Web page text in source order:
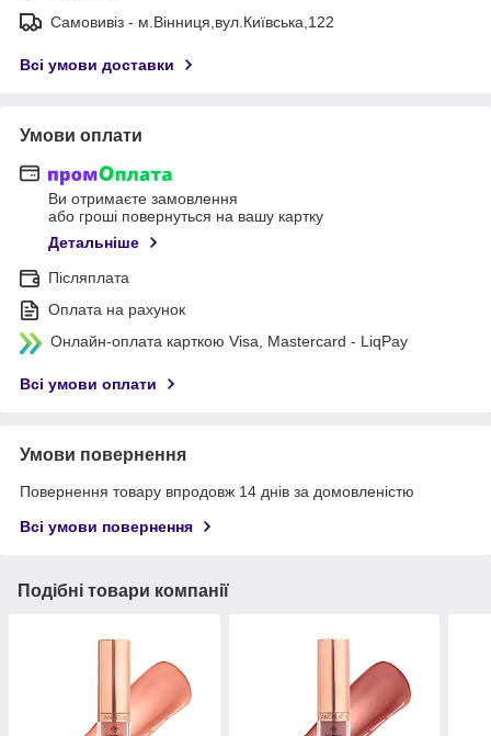
Самовивіз - м.Вінниця,вул.Київська,122
Всі умови доставки
Умови оплати
Ви отримаєте замовлення
або гроші повернуться на вашу картку
Детальніше
Післяплата
Оплата на рахунок
Онлайн-оплата карткою Visa, Mastercard - LiqPay
Всі умови оплати
Умови повернення
Повернення товару впродовж 14 днів за домовленістю
Всі умови повернення
Подібні товари компанії